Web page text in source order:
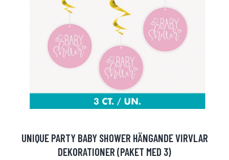
UNIQUE PARTY BABY SHOWER HÄNGANDE VIRVLAR
DEKORATIONER (PAKET MED 3)